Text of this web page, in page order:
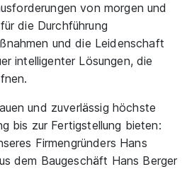
von morgen und
die Durchführung
und die Leidenschaft
intelligenter Lösungen, die
und zuverlässig höchste
bis zur Fertigstellung bieten:
Firmengründers Hans
dem Baugeschäft Hans Berger